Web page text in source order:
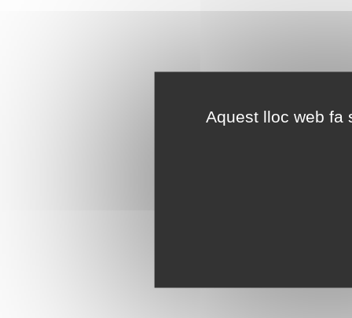
Aquest lloc web fa